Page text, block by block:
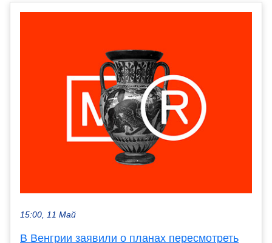
15:00, 11 Май
В Венгрии заявили о планах пересмотреть